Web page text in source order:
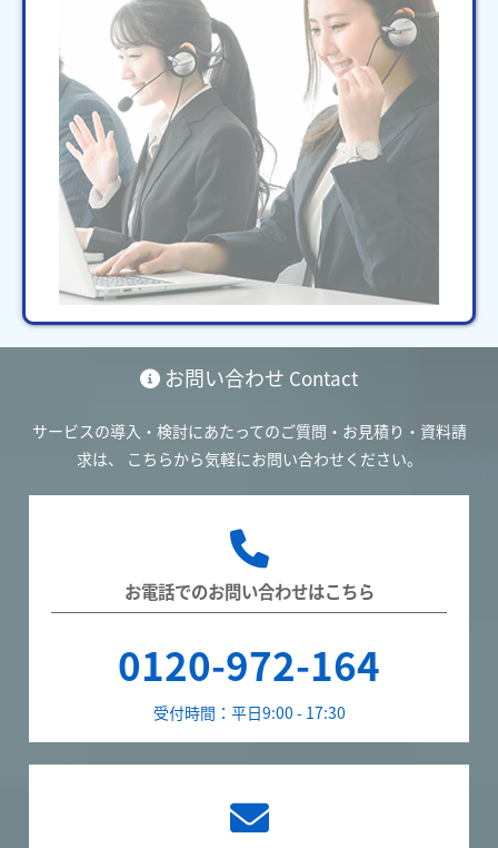
お問い合わせ Contact
サービスの導入・検討にあたってのご質問・お見積り・資料請
求は、
こちらから気軽にお問い合わせください。
お電話でのお問い合わせはこちら
0120-972-164
受付時間：平日9:00 - 17:30